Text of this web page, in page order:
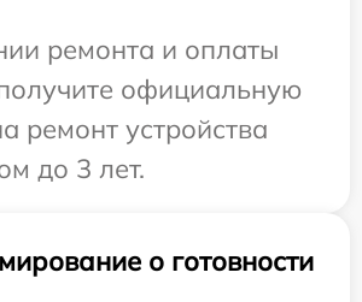
ремонта и оплаты
официальную
ремонт устройства
до 3 лет.
о готовности